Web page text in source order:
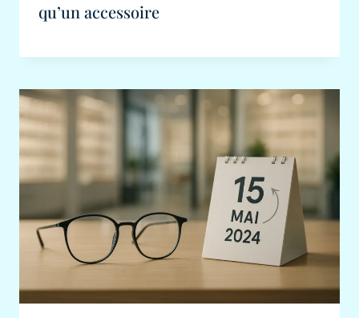
qu’un accessoire